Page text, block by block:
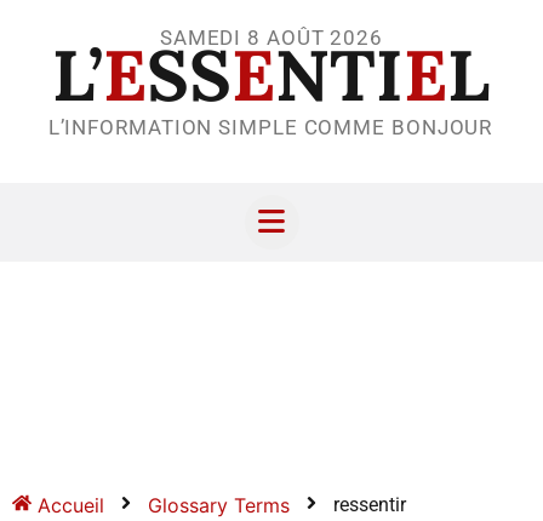
SAMEDI 8 AOÛT 2026
L’ESSENTIEL
L’INFORMATION SIMPLE COMME BONJOUR
Accueil Glossary Terms ressentir